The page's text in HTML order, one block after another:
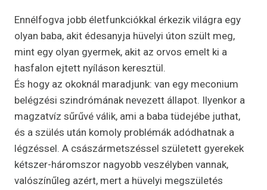
Ennélfogva jobb életfunkciókkal érkezik világra egy
olyan baba, akit édesanyja hüvelyi úton szült meg,
mint egy olyan gyermek, akit az orvos emelt ki a
hasfalon ejtett nyíláson keresztül.
És hogy az okoknál maradjunk: van egy meconium
belégzési szindrómának nevezett állapot. Ilyenkor a
magzatvíz sűrűvé válik, ami a baba tüdejébe juthat,
és a szülés után komoly problémák adódhatnak a
légzéssel. A császármetszéssel született gyerekek
kétszer-háromszor nagyobb veszélyben vannak,
valószínűleg azért, mert a hüvelyi megszületés